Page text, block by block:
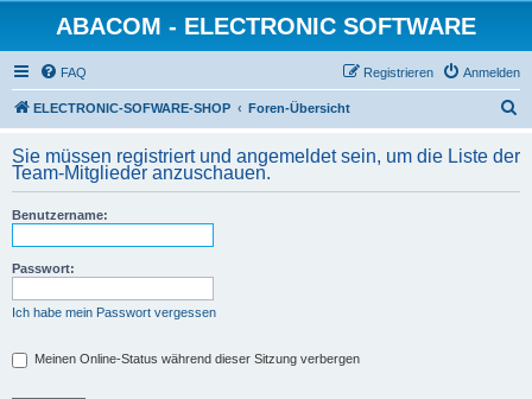
ABACOM - ELECTRONIC SOFTWARE
FAQ Anmelden
Registrieren
ELECTRONIC-SOFWARE-SHOP Foren-Übersicht
h
Sie müssen registriert und angemeldet sein, um die Liste der
Team-Mitglieder anzuschauen.
Benutzername:
Passwort:
Ich habe mein Passwort vergessen
Meinen Online-Status während dieser Sitzung verbergen